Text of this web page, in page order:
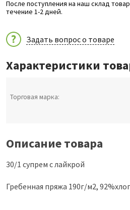
После поступления на наш склад
течение 1-2 дней.
Задать вопрос о товаре
Характеристики
Торговая марка:
Описание товара
30/1 супрем с лайкрой
Гребенная пряжа 190г/м2,